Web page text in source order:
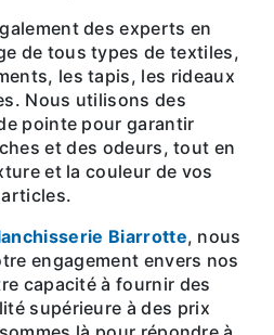
de tous types de textiles,
les tapis, les rideaux
Nous utilisons des
pointe pour garantir
et des odeurs, tout en
et la couleur de vos
articles.
Biarrotte, nous
engagement envers nos
capacité à fournir des
supérieure à des prix